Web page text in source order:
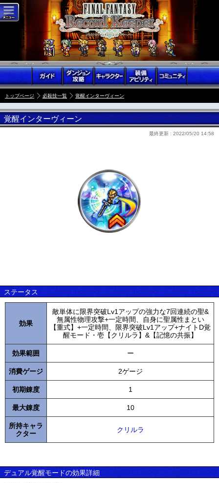
トップページ 必殺技一覧 覚醒インターヴィーン
覚醒インターヴィーン
最終更新 : 2022/05/20 14:58
ステータス
効果
敵単体に限界突破Lv1アップの強力な7回連続の聖&
無属性物理攻撃+一定時間、自身に聖属性まとい
【重式】+一定時間、限界突破Lv1アップ+ナイトD覚
醒モード・壱【クリルラ】&【記憶の共振】
効果範囲 ー
消費ゲージ 2ゲージ
初期錬度 1
最大錬度 10
所持キャラ
クター
クリルラ
デュアル覚醒モードの効果詳細